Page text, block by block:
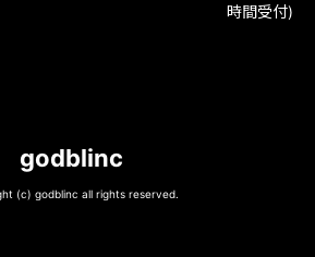
時間受付)
godblinc
(c) godblinc all rights reserved.